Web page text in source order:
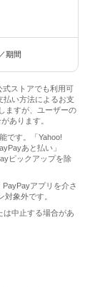
期間
ストアでも利用可
払い方法によるお支
ますが、ユーザーの
あります。
です。「Yahoo!
あと払い」
ピックアップを除
アプリを介さ
象外です。
中止する場合があ